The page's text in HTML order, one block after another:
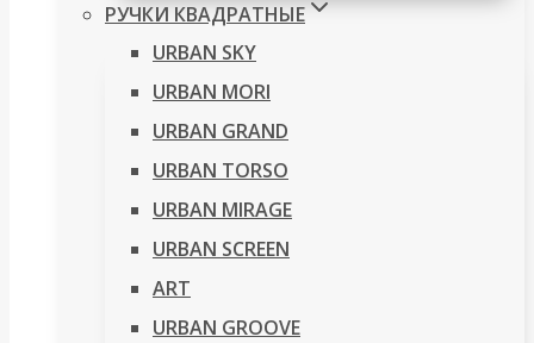
РУЧКИ КВАДРАТНЫЕ
URBAN SKY
URBAN MORI
URBAN GRAND
URBAN TORSO
URBAN MIRAGE
URBAN SCREEN
ART
URBAN GROOVE